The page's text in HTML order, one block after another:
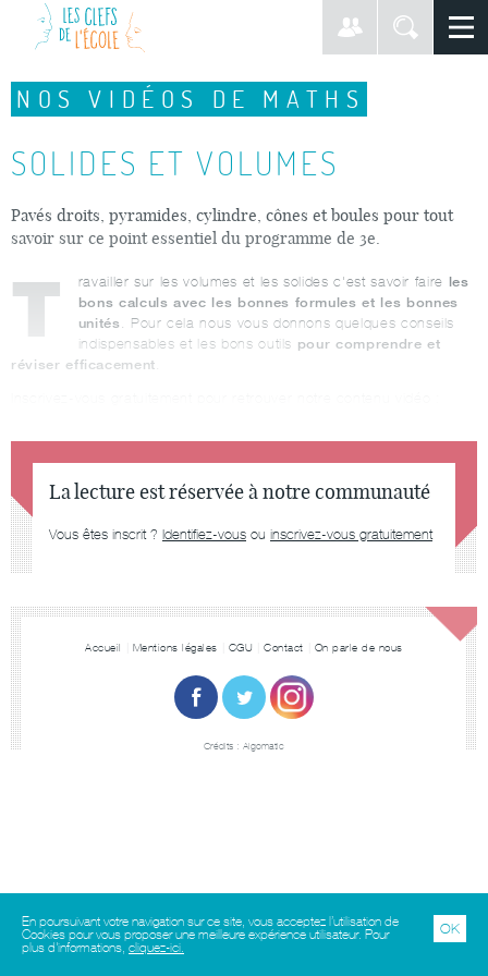
NOS VIDÉOS DE MATHS
SOLIDES ET VOLUMES
Pavés droits, pyramides, cylindre, cônes et boules pour tout
savoir sur ce point essentiel du programme de 3e.
T ravailler sur les volumes et les solides c'est savoir faire les
bons calculs avec les bonnes formules et les bonnes
unités . Pour cela nous vous donnons quelques conseils
indispensables et les bons outils pour comprendre et
réviser efficacement
La lecture est réservée à notre communauté
Vous êtes inscrit ? Identifiez-vous ou inscrivez-vous gratuitement
Accueil Mentions légales CGU Contact On parle de nous
Crédits : Algomatic
En poursuivant votre navigation sur ce site, vous acceptez l’utilisation de
Cookies pour vous proposer une meilleure expérience utilisateur. Pour
plus d'informations, cliquez-ici.
OK